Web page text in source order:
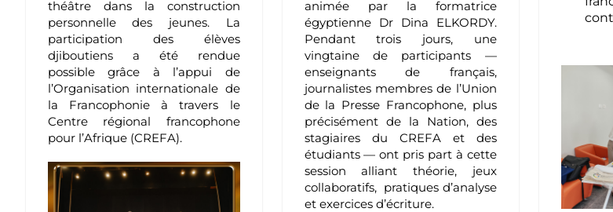
théâtre dans la construction
personnelle des jeunes. La
participation des élèves
djiboutiens a été rendue
possible grâce à l’appui de
l’Organisation internationale de
la Francophonie à travers le
Centre régional francophone
pour l’Afrique (CREFA).
animée par la formatrice
égyptienne Dr Dina ELKORDY.
Pendant trois jours, une
vingtaine de participants —
enseignants de français,
journalistes membres de l’Union
de la Presse Francophone, plus
précisément de la Nation, des
stagiaires du CREFA et des
étudiants — ont pris part à cette
session alliant théorie, jeux
collaboratifs, pratiques d’analyse
et exercices d’écriture.